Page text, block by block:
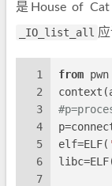
是House of
_IO_list_all
1
2
3
4
5
6
7
from pwn
elf=ELF(